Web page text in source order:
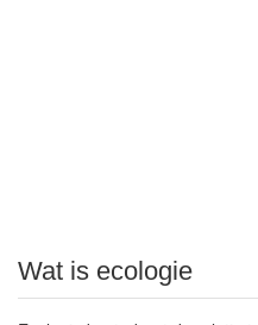
Wat is ecologie